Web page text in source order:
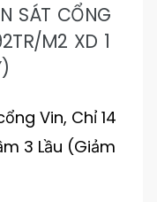
SÁT CỔNG
M2 XD 1
Vin, Chỉ 14
3 Lầu (Giảm